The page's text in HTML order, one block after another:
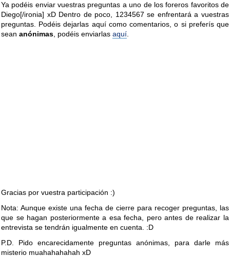
Ya podéis enviar vuestras preguntas a uno de los foreros favoritos de
Diego[/ironia] xD Dentro de poco, 1234567 se enfrentará a vuestras
preguntas. Podéis dejarlas aquí como comentarios, o si preferís que
sean anónimas , podéis enviarlas aquí
Gracias por vuestra participación :)
Nota: Aunque existe una fecha de cierre para recoger preguntas, las
que se hagan posteriormente a esa fecha, pero antes de realizar la
entrevista se tendrán igualmente en cuenta. :D
P.D. Pido encarecidamente preguntas anónimas, para darle más
misterio muahahahahah xD